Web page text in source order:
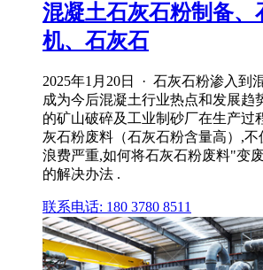
混凝土石灰石粉制备、
机、石灰石
2025年1月20日 · 石灰石粉渗入到
成为今后混凝土行业热点和发展趋
的矿山破碎及工业制砂厂在生产过
灰石粉废料（石灰石粉含量高）,
浪费严重,如何将石灰石粉废料"变
的解决办法 .
联系电话: 180 3780 8511